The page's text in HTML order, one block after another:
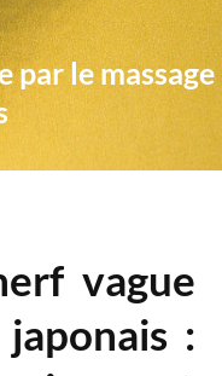
par le massage
vague
: